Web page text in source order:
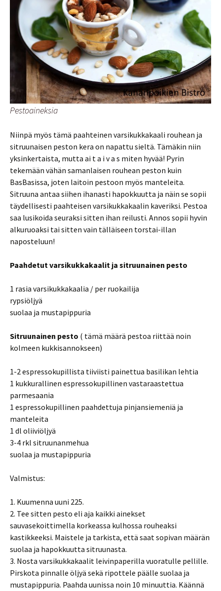
Pestoaineksia
Niinpä myös tämä paahteinen varsikukkakaali rouhean ja
sitruunaisen peston kera on napattu sieltä. Tämäkin niin
yksinkertaista, mutta ai t a i v a s miten hyvää! Pyrin
tekemään vähän samanlaisen rouhean peston kuin
BasBasissa, joten laitoin pestoon myös manteleita.
Sitruuna antaa siihen ihanasti hapokkuutta ja näin se sopii
täydellisesti paahteisen varsikukkakaalin kaveriksi. Pestoa
saa lusikoida seuraksi sitten ihan reilusti. Annos sopii hyvin
alkuruoaksi tai sitten vain tälläiseen torstai-illan
naposteluun!
Paahdetut varsikukkakaalit ja sitruunainen pesto
1 rasia varsikukkakaalia / per ruokailija
rypsiöljyä
suolaa ja mustapippuria
Sitruunainen pesto ( tämä määrä pestoa riittää noin
kolmeen kukkisannokseen)
1-2 espressokupillista tiiviisti painettua basilikan lehtia
1 kukkurallinen espressokupillinen vastaraastettua
parmesaania
1 espressokupillinen paahdettuja pinjansiemeniä ja
manteleita
1 dl oliiviöljyä
3-4 rkl sitruunanmehua
suolaa ja mustapippuria
Valmistus:
1. Kuumenna uuni 225.
2. Tee sitten pesto eli aja kaikki ainekset
sauvasekoittimella korkeassa kulhossa rouheaksi
kastikkeeksi. Maistele ja tarkista, että saat sopivan määrän
suolaa ja hapokkuutta sitruunasta.
3. Nosta varsikukkakaalit leivinpaperilla vuoratulle pellille.
Pirskota pinnalle öljyä sekä ripottele päälle suolaa ja
mustapippuria. Paahda uunissa noin 10 minuuttia. Käännä